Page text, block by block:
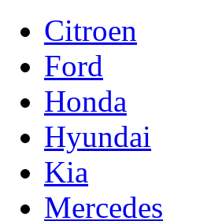
Citroen
Ford
Honda
Hyundai
Kia
Mercedes